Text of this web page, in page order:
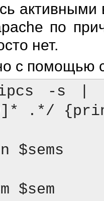
по
нет.
с помощью
.*/